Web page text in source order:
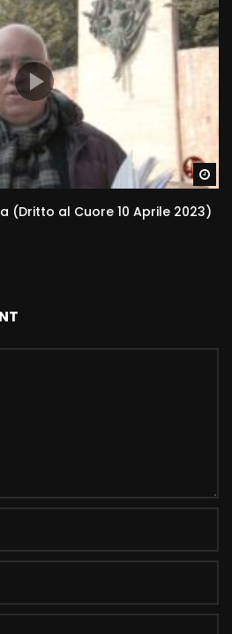
(Dritto al Cuore 10 Aprile 2023)